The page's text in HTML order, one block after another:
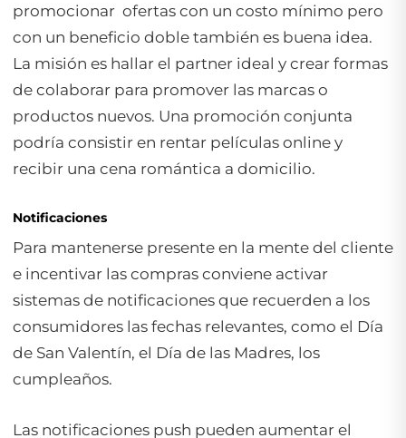
promocionar ofertas con un costo mínimo pero
con un beneficio doble también es buena idea.
La misión es hallar el partner ideal y crear formas
de colaborar para promover las marcas o
productos nuevos. Una promoción conjunta
podría consistir en rentar películas online y
recibir una cena romántica a domicilio.
Notificaciones
Para mantenerse presente en la mente del cliente
e incentivar las compras conviene activar
sistemas de notificaciones que recuerden a los
consumidores las fechas relevantes, como el Día
de San Valentín, el Día de las Madres, los
cumpleaños.
Las notificaciones push pueden aumentar el